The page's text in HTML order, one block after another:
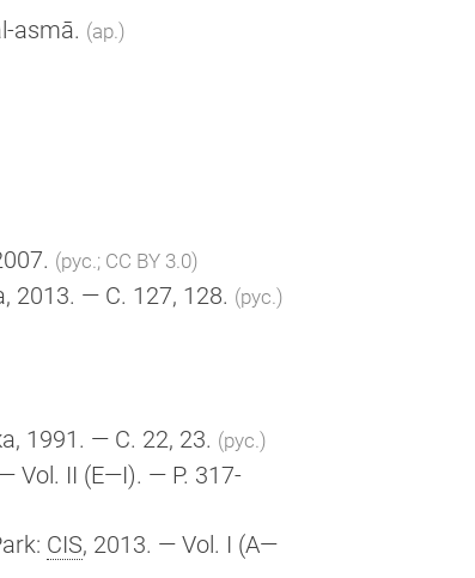
asmā. (ар.)
(рус.; CC BY 3.0)
2013. — С. 127, 128. (рус.)
1991. — С. 22, 23. (рус.)
Vol. II (E—I). — P. 317-
CIS, 2013. — Vol. I (A—